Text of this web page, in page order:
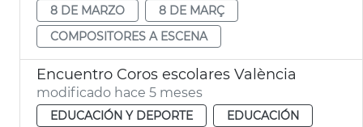
8 DE MARZO
8 DE MARÇ
COMPOSITORES A ESCENA
Encuentro Coros escolares València
modificado hace 5 meses
EDUCACIÓN Y DEPORTE
EDUCACIÓN